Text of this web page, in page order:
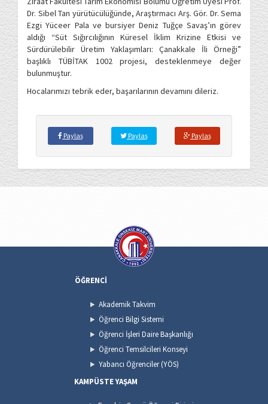
Dr. Sibel Tan yürütücülüğünde, Araştırmacı Arş. Gör. Dr. Sema
Ezgi Yüceer Pala ve bursiyer Deniz Tuğçe Savaş’ın görev
aldığı “Süt Sığırcılığının Küresel İklim Krizine Etkisi ve
Sürdürülebilir Üretim Yaklaşımları: Çanakkale İli Örneği”
başlıklı TÜBİTAK 1002 projesi, desteklenmeye değer
bulunmuştur.
Hocalarımızı tebrik eder, başarılarının devamını dileriz.
Paylaş Paylaş Paylaş
ÖĞRENCİ
Akademik Takvim
Öğrenci Bilgi Sistemi
Öğrenci İşleri Daire Başkanlığı
Öğrenci Temsilcileri Konseyi
Yabancı Öğrenciler (YÖS)
KAMPÜSTE YAŞAM